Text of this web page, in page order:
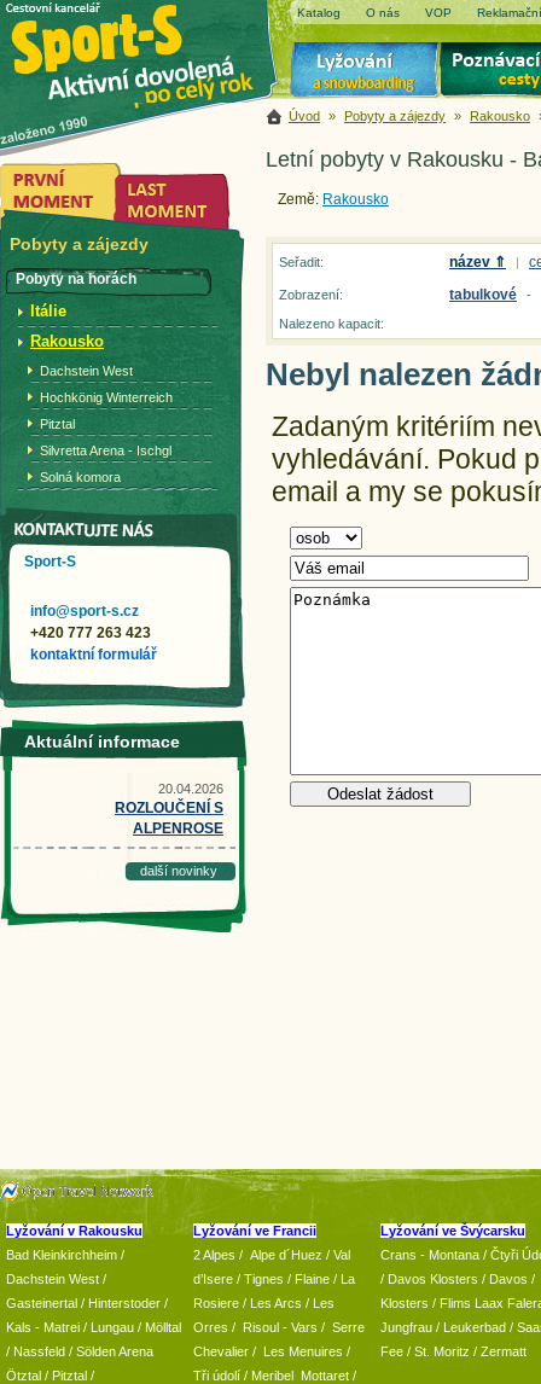
Katalog O nás VOP
Úvod » Pobyty a zájezdy » Rakousko
Letní pobyty v Rakousku -
Země: Rakousko
Seřadit: název ⇑ |
Zobrazení: tabulkové
-
Nalezeno kapacit:
Nebyl nalezen
Zadaným kritériím
vyhledávání. Pokud
email a my se
Pobyty a zájezdy
Pobyty na horách
Itálie
Rakousko
Dachstein West
Hochkönig Winterreich
Pitztal
Silvretta Arena - Ischgl
Solná komora
Sport-S
info@sport-s.cz
+420 777 263 423
kontaktní formulář
Aktuální informace
20.04.2026
ROZLOUČENÍ S
ALPENROSE
další novinky
Lyžování v Rakousku
Bad Kleinkirchheim /
Dachstein West /
Gasteinertal / Hinterstoder /
Kals - Matrei / Lungau / Mölltal
/ Nassfeld / Sölden Arena
Ötztal / Pitztal /
Lyžování ve Francii
2 Alpes / Alpe d´Huez / Val
d’Isere / Tignes / Flaine / La
Rosiere / Les Arcs / Les
Orres / Risoul - Vars / Serre
Chevalier / Les Menuires /
Tři údolí / Meribel Mottaret /
Lyžování ve Švýcarsku
Crans - Montana / Čtyři
/ Davos Klosters / Davos /
Klosters / Flims Laax
Jungfrau / Leukerbad /
Fee / St. Moritz / Zermatt